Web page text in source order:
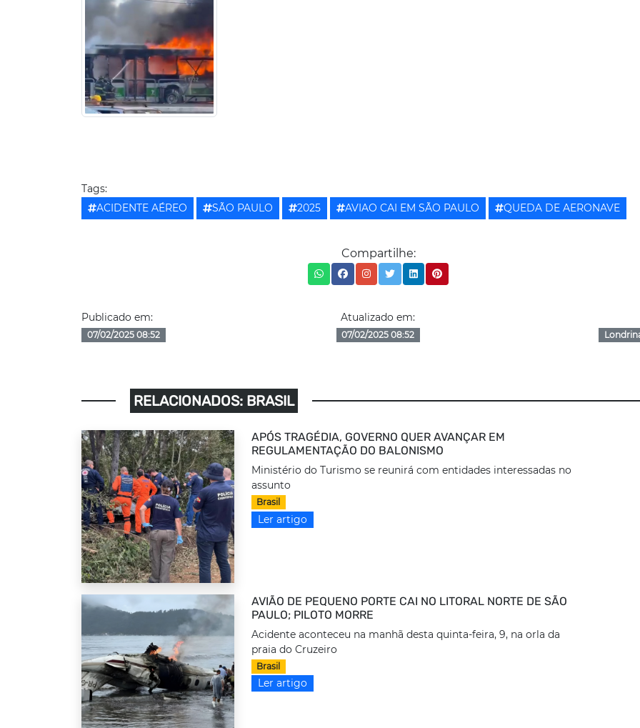
Tags:
ACIDENTE AÉREO
SÃO PAULO 2025 AVIAO CAI EM SÃO PAULO QUEDA DE AERONAVE
Compartilhe:
Publicado em:
07/02/2025 08:52
Atualizado em:
07/02/2025 08:52
RELACIONADOS: BRASIL
APÓS TRAGÉDIA, GOVERNO QUER AVANÇAR EM
REGULAMENTAÇÃO DO BALONISMO
Ministério do Turismo se reunirá com entidades interessadas no
assunto
Brasil
Ler artigo
AVIÃO DE PEQUENO PORTE CAI NO LITORAL NORTE DE SÃO
PAULO; PILOTO MORRE
Acidente aconteceu na manhã desta quinta-feira, 9, na orla da
praia do Cruzeiro
Brasil
Ler artigo